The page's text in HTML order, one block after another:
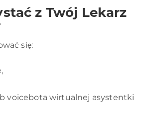
z Twój Lekarz
się:
voicebota wirtualnej asystentki